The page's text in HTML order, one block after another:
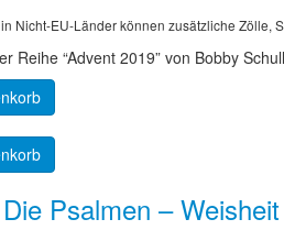
Nicht-EU-Länder können zusätzliche Zölle,
Reihe “Advent 2019” von Bobby
Psalmen –